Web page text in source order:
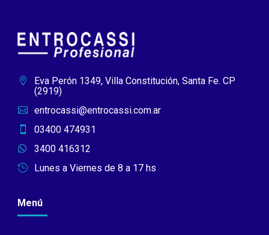

Eva Perón 1349, Villa Constitución, Santa Fe. CP
(2919)
 entrocassi@entrocassi.com.ar
 03400 474931
 3400 416312
 Lunes a Viernes de 8 a 17 hs
Menú